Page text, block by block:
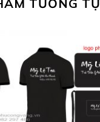
TƯƠNG TỰ